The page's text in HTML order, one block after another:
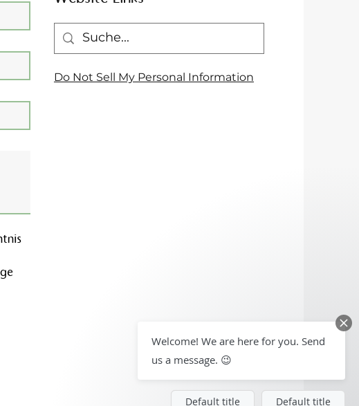
Do Not Sell My Personal Information
Welcome! We are here for you. Send
us a message. 😉
Default title Default title